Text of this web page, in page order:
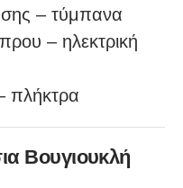
– τύμπανα
– ηλεκτρική
πλήκτρα
Βουγιουκλή